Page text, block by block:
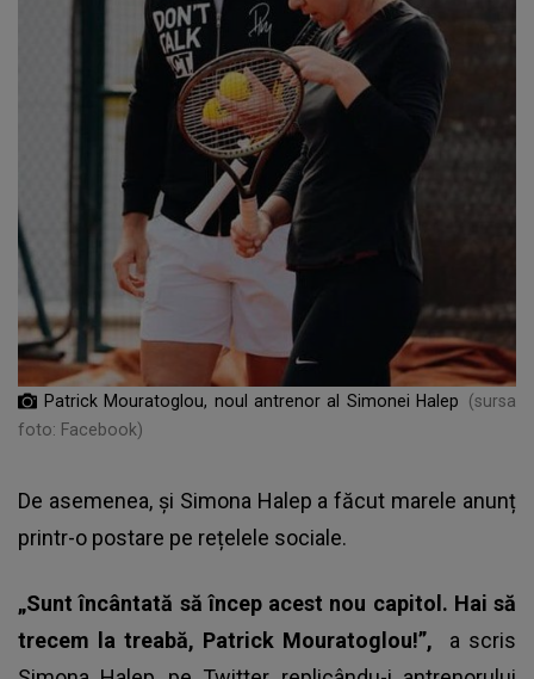
Patrick Mouratoglou, noul antrenor al Simonei Halep
(sursa
foto: Facebook)
De asemenea, și Simona Halep a făcut marele anunț
printr-o postare pe rețelele sociale.
„Sunt încântată să încep acest nou capitol. Hai să
trecem la treabă, Patrick Mouratoglou!”,
a scris